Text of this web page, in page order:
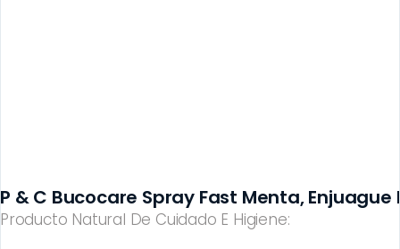
Producto Natural De Cuidado E Higiene:
P & C Bucocare Spray Fast Menta, Enjuague